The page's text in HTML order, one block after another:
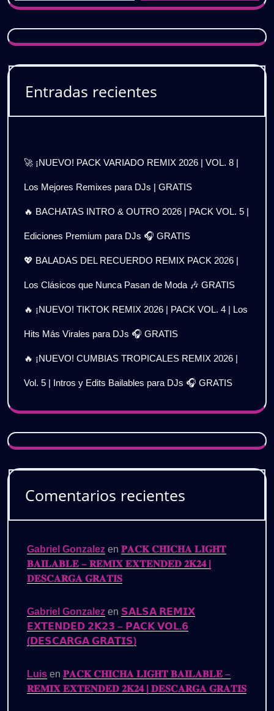
Entradas recientes
🚀 ¡NUEVO! PACK VARIADO REMIX 2026 | VOL. 8 |
Los Mejores Remixes para DJs | GRATIS
🔥 BACHATAS INTRO & OUTRO 2026 | PACK VOL. 5 |
Ediciones Premium para DJs 🎧 GRATIS
💖 BALADAS DEL RECUERDO REMIX PACK 2026 |
Los Clásicos que Nunca Pasan de Moda 🎶 GRATIS
🔥 ¡NUEVO! TIKTOK REMIX 2026 | PACK VOL. 4 | Los
Hits Más Virales para DJs 🎧 GRATIS
🔥 ¡NUEVO! CUMBIAS TROPICALES REMIX 2026 |
Vol. 5 | Intros y Edits Bailables para DJs 🎧 GRATIS
Comentarios recientes
Gabriel Gonzalez en 𝐏𝐀𝐂𝐊 𝐂𝐇𝐈𝐂𝐇𝐀 𝐋𝐈𝐆𝐇𝐓
𝐁𝐀𝐈𝐋𝐀𝐁𝐋𝐄 – 𝐑𝐄𝐌𝐈𝐗 𝐄𝐗𝐓𝐄𝐍𝐃𝐄𝐃 𝟐𝐊𝟐𝟒 |
𝐃𝐄𝐒𝐂𝐀𝐑𝐆𝐀 𝐆𝐑𝐀𝐓𝐈𝐒
Gabriel Gonzalez en 𝗦𝗔𝗟𝗦𝗔 𝗥𝗘𝗠𝗜𝗫
𝗘𝗫𝗧𝗘𝗡𝗗𝗘𝗗 𝟮𝗞𝟮𝟯 – 𝗣𝗔𝗖𝗞 𝗩𝗢𝗟.𝟲
(𝗗𝗘𝗦𝗖𝗔𝗥𝗚𝗔 𝗚𝗥𝗔𝗧𝗜𝗦)
Luis en 𝐏𝐀𝐂𝐊 𝐂𝐇𝐈𝐂𝐇𝐀 𝐋𝐈𝐆𝐇𝐓 𝐁𝐀𝐈𝐋𝐀𝐁𝐋𝐄 –
𝐑𝐄𝐌𝐈𝐗 𝐄𝐗𝐓𝐄𝐍𝐃𝐄𝐃 𝟐𝐊𝟐𝟒 | 𝐃𝐄𝐒𝐂𝐀𝐑𝐆𝐀 𝐆𝐑𝐀𝐓𝐈𝐒